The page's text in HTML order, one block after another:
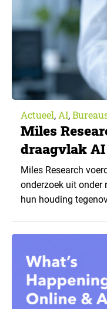
Actueel, AI,
Miles
draagvlak
CZ
Miles Research
onderzoek uit onder
hun houding
toepassingen, en
artikel is
Research. ▼ De